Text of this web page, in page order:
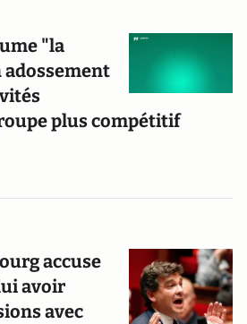
"la
plus compétitif
accuse
avoir
avec